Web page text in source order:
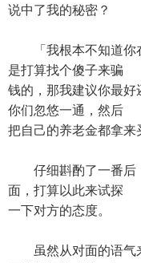
说中了我的秘密？
「我根本不知道你
是打算找个傻子来骗
钱的，那我建议你最
你们忽悠一通，然后
把自己的养老金都拿来
仔细斟酌了一番后
面，打算以此来试探
一下对方的态度。
虽然从对面的语气